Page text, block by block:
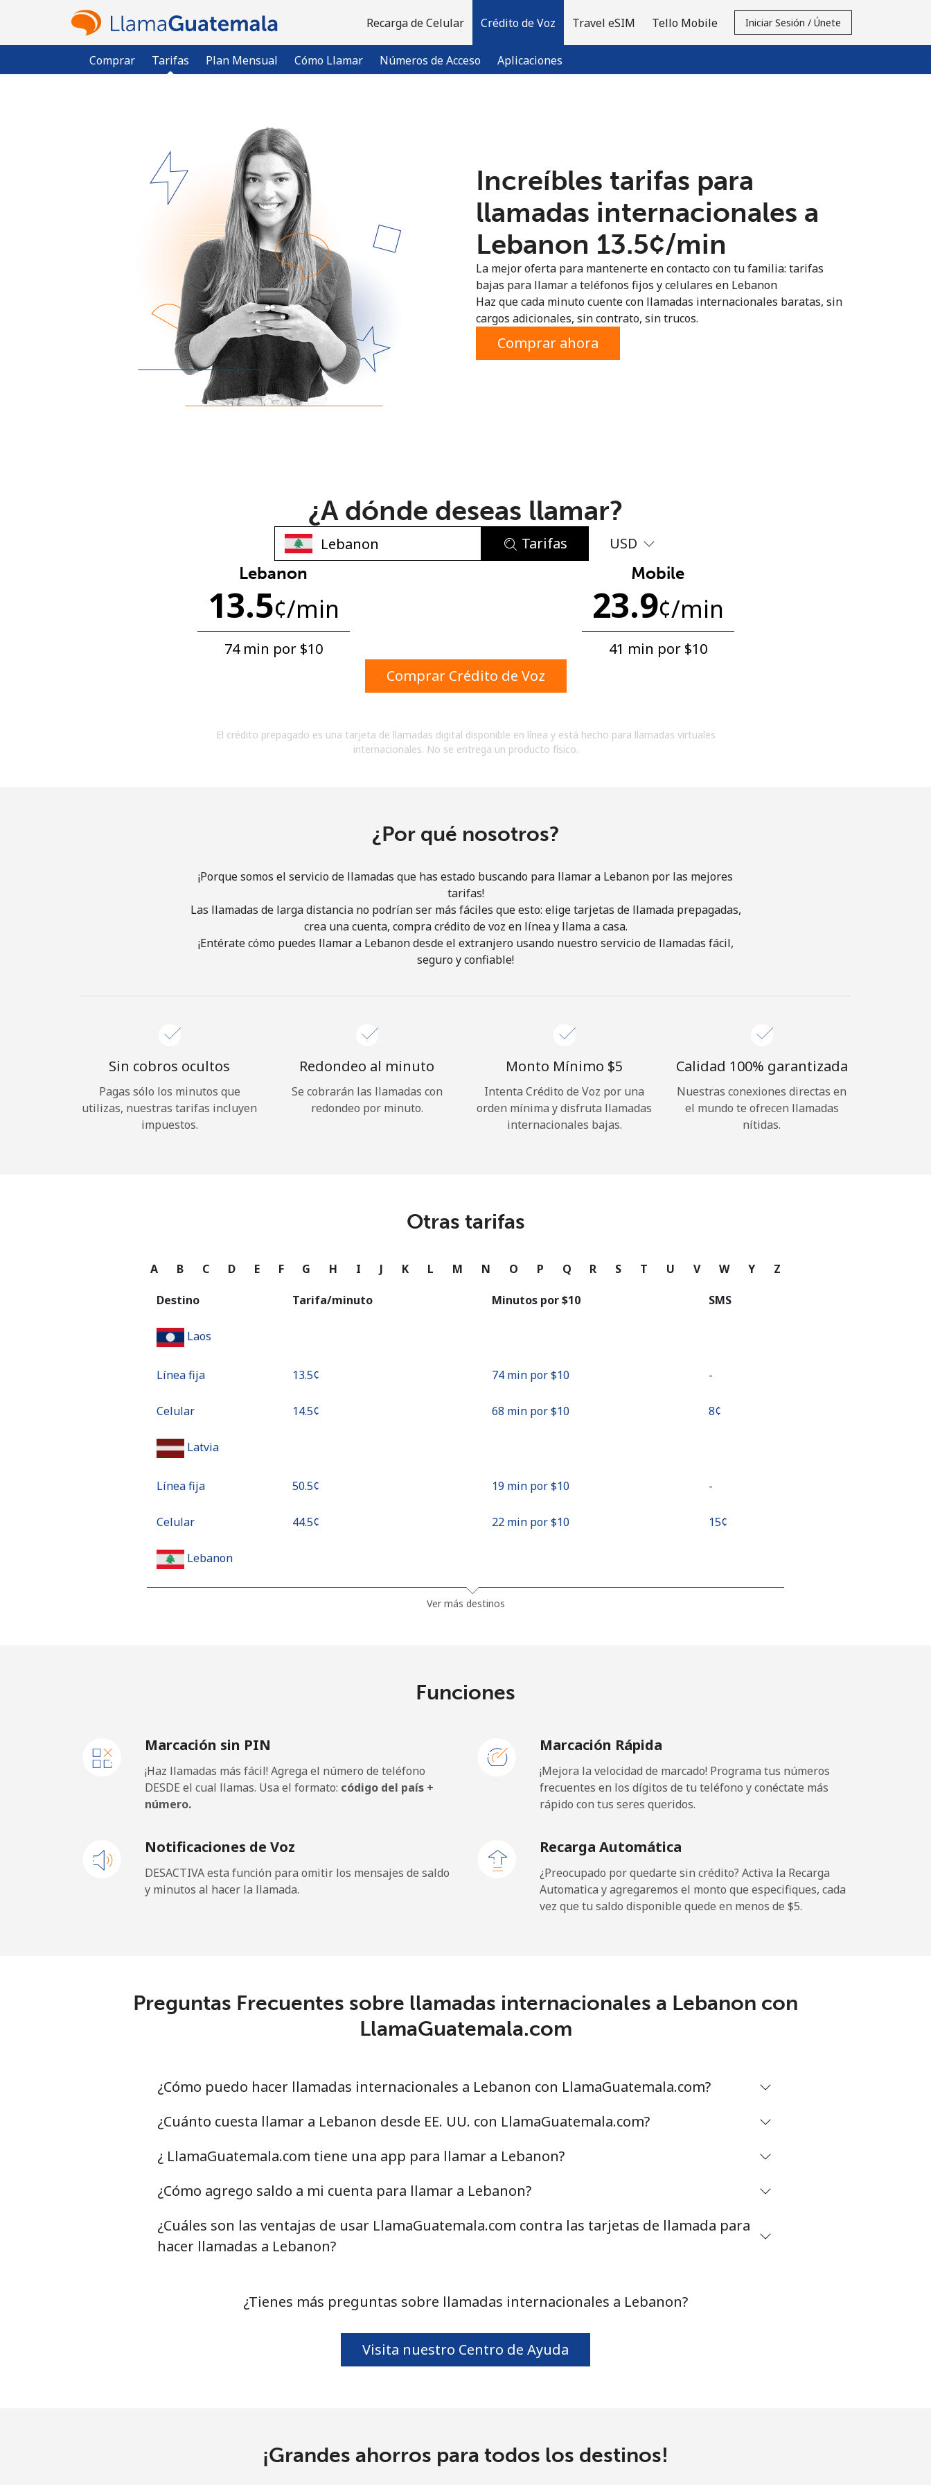
Recarga de Celular Crédito de Voz
Comprar Tarifas Plan Mensual Cómo Llamar Números de Acceso Aplicaciones
Travel eSIM Tello Mobile Iniciar Sesión / Únete
¿Ya tienes una cuenta? Inicia sesión →
Regístrate con
Una letra mayúscula y una minúscula
acuerdo con estos
Términos y condiciones.
Únete
¡Hola!
Continuar con
Increíbles tarifas para
llamadas internacionales a
Lebanon ⁦13.5¢⁩/min
La mejor oferta para mantenerte en contacto con tu familia: tarifas
bajas para llamar a teléfonos fijos y celulares en Lebanon
Haz que cada minuto cuente con llamadas internacionales baratas, sin
cargos adicionales, sin contrato, sin trucos.
Comprar ahora
¿A dónde deseas llamar?
Tarifas USD
Lebanon
13.5¢/min
74 min por ⁦$10⁩
Mobile
23.9¢/min
41 min por ⁦$10⁩
Comprar Crédito de Voz
El crédito prepagado es una tarjeta de llamadas digital disponible en línea y está hecho para llamadas virtuales
internacionales. No se entrega un producto físico.
¿Por qué nosotros?
¡Porque somos el servicio de llamadas que has estado buscando para llamar a Lebanon por las mejores
tarifas!
Las llamadas de larga distancia no podrían ser más fáciles que esto: elige tarjetas de llamada prepagadas,
crea una cuenta, compra crédito de voz en línea y llama a casa.
¡Entérate cómo puedes llamar a Lebanon desde el extranjero usando nuestro servicio de llamadas fácil,
seguro y confiable!
Sin cobros ocultos
Pagas sólo los minutos que
utilizas, nuestras tarifas incluyen
impuestos.
Redondeo al minuto
Se cobrarán las llamadas con
redondeo por minuto.
Monto Mínimo ⁦$5⁩
Intenta Crédito de Voz por una
orden mínima y disfruta llamadas
internacionales bajas.
Calidad 100% garantizada
Nuestras conexiones directas en
el mundo te ofrecen llamadas
nítidas.
Otras tarifas
A B C D E F G H I J K L M N O P Q R S T U V W Y Z
Destino Tarifa/minuto Minutos por ⁦$10⁩ SMS
Laos
Línea fija ⁦13.5¢⁩ 74 min por ⁦$10⁩ -
Celular ⁦14.5¢⁩ 68 min por ⁦$10⁩ ⁦8¢⁩
Latvia
Línea fija ⁦50.5¢⁩ 19 min por ⁦$10⁩ -
Celular ⁦44.5¢⁩ 22 min por ⁦$10⁩ ⁦15¢⁩
Lebanon
Celular 16 min por ⁦$10⁩
Liberia
Celular ⁦48.5¢⁩ 20 min por ⁦$10⁩
Libya
Liechtenstein
68 min por ⁦$10⁩
Línea fija ⁦4.9¢⁩ 204 min por ⁦$10⁩
Celular ⁦5.9¢⁩ 169 min por ⁦$10⁩
Luxembourg
⁦26.5¢⁩ 37 min por ⁦$10⁩
Ver más destinos
Funciones
Marcación sin PIN
¡Haz llamadas más fácil! Agrega el número de teléfono
DESDE el cual llamas. Usa el formato: código del país +
número.
Marcación Rápida
¡Mejora la velocidad de marcado! Programa tus números
frecuentes en los dígitos de tu teléfono y conéctate más
rápido con tus seres queridos.
Notificaciones de Voz
DESACTIVA esta función para omitir los mensajes de saldo
y minutos al hacer la llamada.
Recarga Automática
¿Preocupado por quedarte sin crédito? Activa la Recarga
Automatica y agregaremos el monto que especifiques, cada
vez que tu saldo disponible quede en menos de ⁦$5⁩.
Preguntas Frecuentes sobre llamadas internacionales a Lebanon con
LlamaGuatemala.com
¿Cómo puedo hacer llamadas internacionales a Lebanon con LlamaGuatemala.com?
¿Cuánto cuesta llamar a Lebanon desde EE. UU. con LlamaGuatemala.com?
¿ LlamaGuatemala.com tiene una app para llamar a Lebanon?
¿Cómo agrego saldo a mi cuenta para llamar a Lebanon?
¿Cuáles son las ventajas de usar LlamaGuatemala.com contra las tarjetas de llamada para
hacer llamadas a Lebanon?
¿Tienes más preguntas sobre llamadas internacionales a Lebanon?
Visita nuestro Centro de Ayuda
¡Grandes ahorros para todos los destinos!